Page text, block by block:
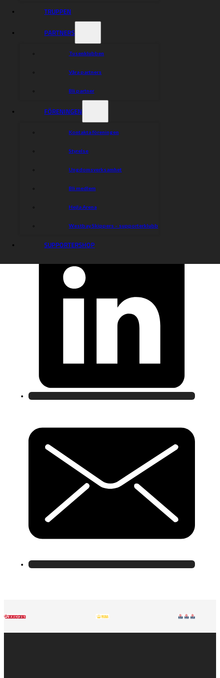
TRUPPEN
PARTNERS
Tusenklubben
Våra partners
Bli partner
FÖRENINGEN
Kontakta föreningen
Styrelse
Ungdomsverksamhet
Bli medlem
Hejla Arena
Westbay Skippers – supporterklubb
SUPPORTERSHOP